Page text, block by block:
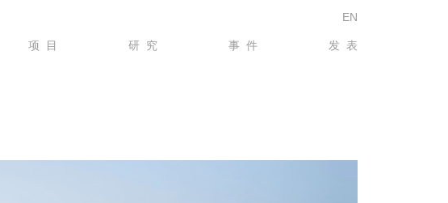
项目 研究 事件 发表
EN